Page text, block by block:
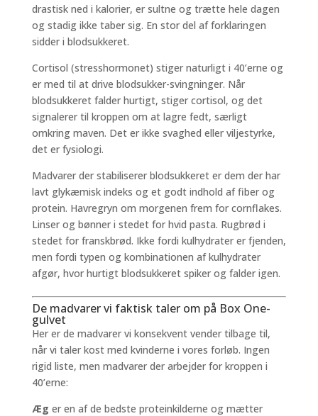
drastisk ned i kalorier, er sultne og trætte hele dagen
og stadig ikke taber sig. En stor del af forklaringen
sidder i blodsukkeret.
Cortisol (stresshormonet) stiger naturligt i 40’erne og
er med til at drive blodsukker-svingninger. Når
blodsukkeret falder hurtigt, stiger cortisol, og det
signalerer til kroppen om at lagre fedt, særligt
omkring maven. Det er ikke svaghed eller viljestyrke,
det er fysiologi.
Madvarer der stabiliserer blodsukkeret er dem der har
lavt glykæmisk indeks og et godt indhold af fiber og
protein. Havregryn om morgenen frem for cornflakes.
Linser og bønner i stedet for hvid pasta. Rugbrød i
stedet for franskbrød. Ikke fordi kulhydrater er fjenden,
men fordi typen og kombinationen af kulhydrater
afgør, hvor hurtigt blodsukkeret spiker og falder igen.
De madvarer vi faktisk taler om på Box One-
gulvet
Her er de madvarer vi konsekvent vender tilbage til,
når vi taler kost med kvinderne i vores forløb. Ingen
rigid liste, men madvarer der arbejder for kroppen i
40’erne:
Æg er en af de bedste proteinkilderne og mætter